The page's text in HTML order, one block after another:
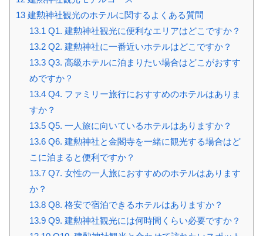
13 建勲神社観光のホテルに関するよくある質問
13.1 Q1. 建勲神社観光に便利なエリアはどこですか？
13.2Q2. 建勲神社に一番近いホテルはどこですか？
13.3Q3. 高級ホテルに泊まりたい場合はどこがおすす
めですか？
13.4Q4. ファミリー旅行におすすめのホテルはありま
すか？
13.5Q5. 一人旅に向いているホテルはありますか？
13.6Q6. 建勲神社と金閣寺を一緒に観光する場合はど
こに泊まると便利ですか？
13.7Q7. 女性の一人旅におすすめのホテルはあります
か？
13.8Q8. 格安で宿泊できるホテルはありますか？
13.9Q9. 建勲神社観光には何時間くらい必要ですか？